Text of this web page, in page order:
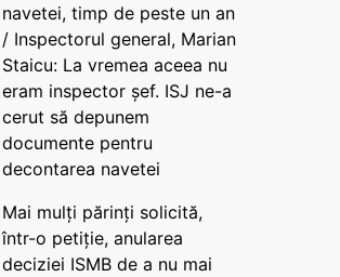
navetei, timp de peste un an
/ Inspectorul general, Marian
Staicu: La vremea aceea nu
eram inspector șef. ISJ ne-a
cerut să depunem
documente pentru
decontarea navetei
Mai mulți părinți solicită,
într-o petiție, anularea
deciziei ISMB de a nu mai